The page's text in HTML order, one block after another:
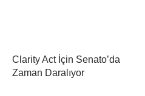
Clarity Act İçin Senato’da
Zaman Daralıyor